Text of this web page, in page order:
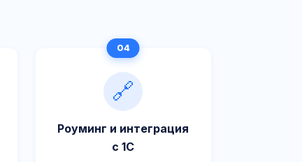
🔗
Роуминг и интеграция
с 1С